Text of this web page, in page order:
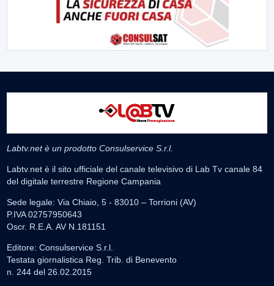
Labtv.net è un prodotto Consulservice S.r.l.
Labtv.net è il sito ufficiale del canale televisivo di Lab Tv canale 84
del digitale terrestre Regione Campania
Sede legale: Via Chiaio, 5 - 83010 – Torrioni (AV)
P.IVA 02757950643
Oscr. R.E.A. AV N.181151
Editore: Consulservice S.r.l.
Testata giornalistica Reg. Trib. di Benevento
n. 244 del 26.02.2015